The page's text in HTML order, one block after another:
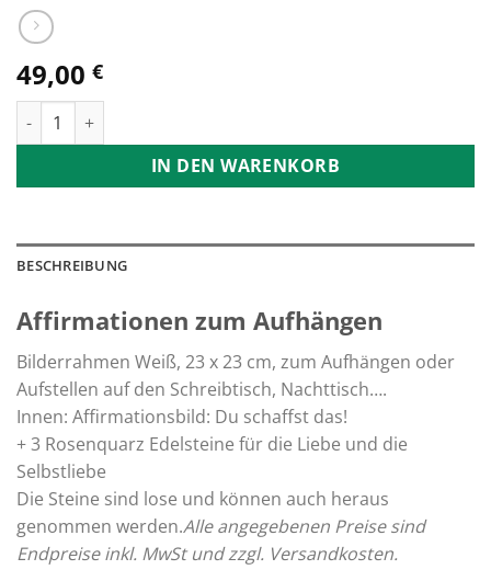
49,00 €
Affirmationsbild mit Rosenquarz Menge
IN DEN WARENKORB
BESCHREIBUNG
Affirmationen zum Aufhängen
Bilderrahmen Weiß, 23 x 23 cm, zum Aufhängen oder
Aufstellen auf den Schreibtisch, Nachttisch….
Innen: Affirmationsbild: Du schaffst das!
+ 3 Rosenquarz Edelsteine für die Liebe und die
Selbstliebe
Die Steine sind lose und können auch heraus
genommen werden.Alle angegebenen Preise sind
Endpreise inkl. MwSt und zzgl. Versandkosten.